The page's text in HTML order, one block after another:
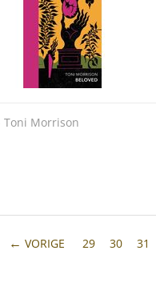
Toni Morrison
VORIGE 29 30 31